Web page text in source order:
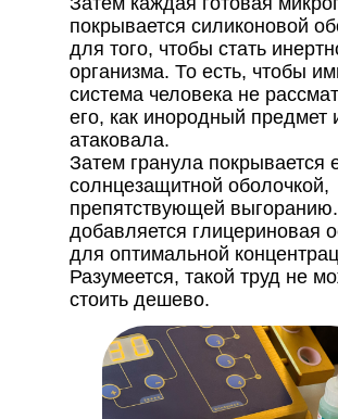
покрывается силиконовой
для того, чтобы стать
организма. То есть, чтобы
система человека не
его, как инородный предмет
атаковала.
Затем гранула покрывается
солнцезащитной оболочкой,
препятствующей
добавляется глицериновая
для оптимальной
Разумеется, такой труд не
стоить дешево.